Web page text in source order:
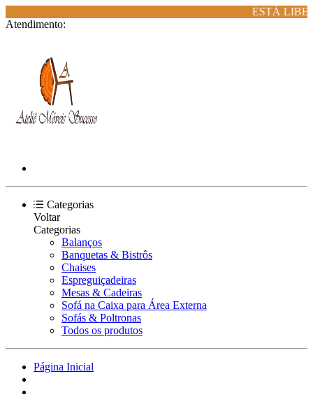
ESTÁ
Atendimento:
Categorias
Voltar
Categorias
Balanços
Banquetas & Bistrôs
Chaises
Espreguiçadeiras
Mesas & Cadeiras
Sofá na Caixa para Área Externa
Sofás & Poltronas
Todos os produtos
Página Inicial